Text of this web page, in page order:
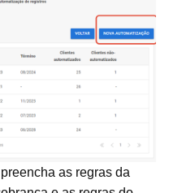
as regras da